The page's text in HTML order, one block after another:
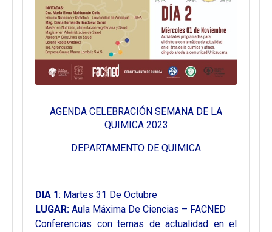
AGENDA CELEBRACIÓN SEMANA DE LA
QUIMICA 2023
DEPARTAMENTO DE QUIMICA
DIA 1: Martes 31 De Octubre
LUGAR: Aula Máxima De Ciencias – FACNED
Conferencias con temas de actualidad en el